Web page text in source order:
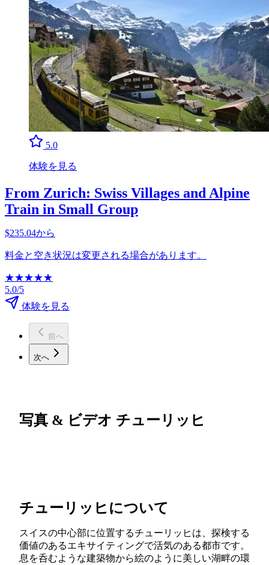
5.0
体験を見る
From Zurich: Swiss Villages and Alpine
Train in Small Group
$235.04から
料金と空き状況は変更される場合があります。
★★★★★
5.0/5
体験を見る
前へ
次へ
写真 & ビデオ チューリッヒ
チューリッヒについて
スイスの中心部に位置するチューリッヒは、探検する
価値のあるエキサイティングで活気のある都市です。
息を呑むような建築物から絵のように美しい湖畔の環